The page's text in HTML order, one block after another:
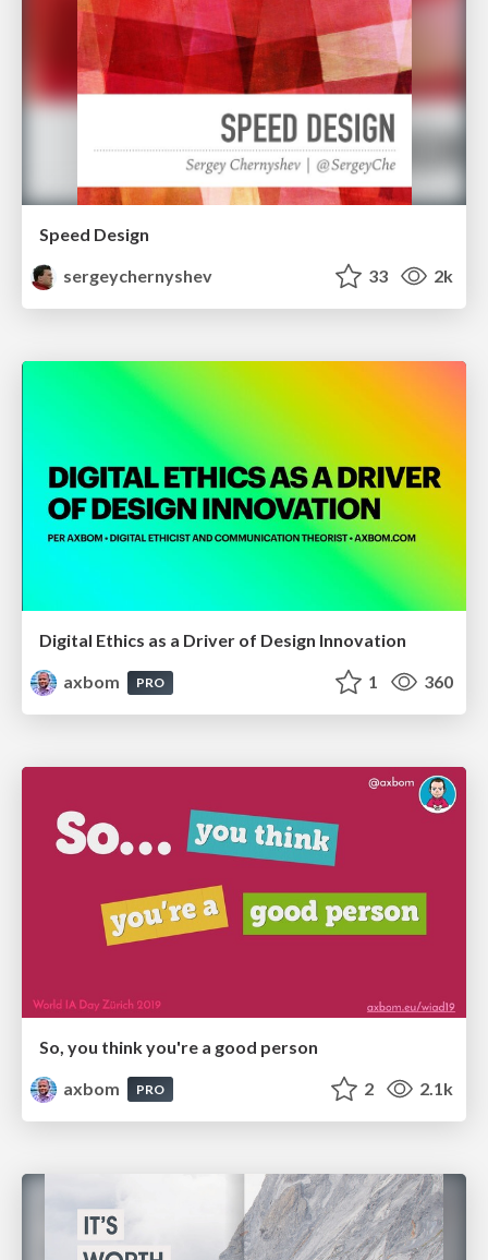
Speed Design
sergeychernyshev
33 2k
Digital Ethics as a Driver of Design Innovation
axbom
PRO 1 360
So, you think you're a good person
axbom
PRO 2 2.1k